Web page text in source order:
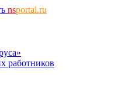
nsportal.ru
работников